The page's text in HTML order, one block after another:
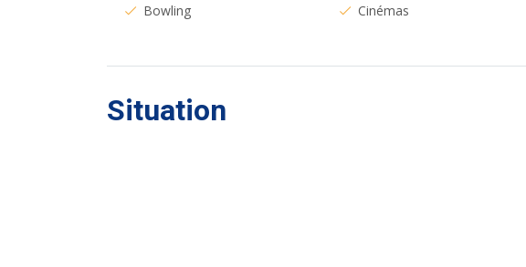
Bowling
Cinémas
Situation